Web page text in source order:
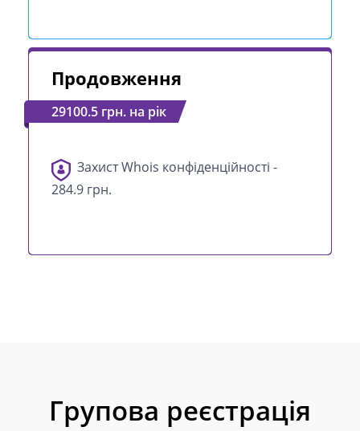
Продовження
29100.5 грн. на рік
Захист Whois конфіденційності -
284.9 грн.
Групова реєстрація